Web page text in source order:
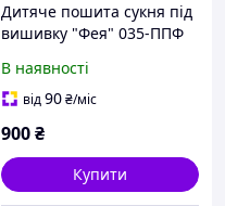
Дитяче пошита сукня під
вишивку "Фея" 035-ППФ
В наявності
від90₴/міс
900₴
Купити